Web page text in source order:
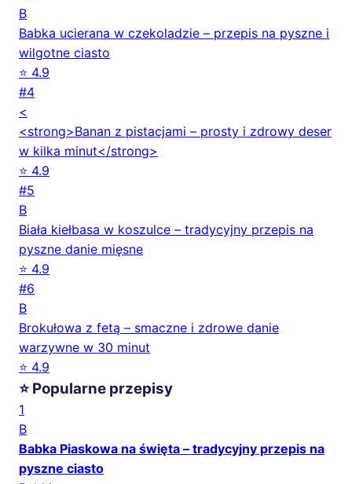
B
Babka ucierana w czekoladzie – przepis na pyszne i
wilgotne ciasto
⭐ 4.9
#4
<
<strong>Banan z pistacjami – prosty i zdrowy deser
w kilka minut</strong>
⭐ 4.9
#5
B
Biała kiełbasa w koszulce – tradycyjny przepis na
pyszne danie mięsne
⭐ 4.9
#6
B
Brokułowa z fetą – smaczne i zdrowe danie
warzywne w 30 minut
⭐ 4.9
⭐ Popularne przepisy
1
B
Babka Piaskowa na święta – tradycyjny przepis na
pyszne ciasto